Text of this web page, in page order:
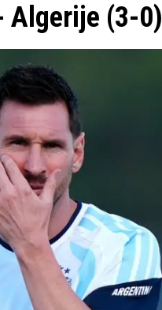
Algerije (3-0)